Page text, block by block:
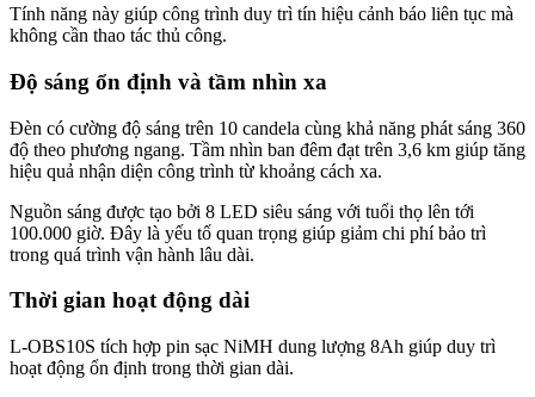
Tính năng này giúp công trình duy trì tín hiệu cảnh báo liên tục mà
không cần thao tác thủ công.
Độ sáng ổn định và tầm nhìn xa
Đèn có cường độ sáng trên 10 candela cùng khả năng phát sáng 360
độ theo phương ngang. Tầm nhìn ban đêm đạt trên 3,6 km giúp tăng
hiệu quả nhận diện công trình từ khoảng cách xa.
Nguồn sáng được tạo bởi 8 LED siêu sáng với tuổi thọ lên tới
100.000 giờ. Đây là yếu tố quan trọng giúp giảm chi phí bảo trì
trong quá trình vận hành lâu dài.
Thời gian hoạt động dài
L-OBS10S tích hợp pin sạc NiMH dung lượng 8Ah giúp duy trì
hoạt động ổn định trong thời gian dài.